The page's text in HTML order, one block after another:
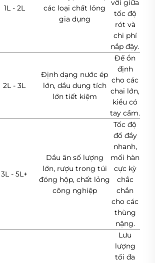
1L - 2L
các loại chất lỏng
gia dụng
vời giữa
tốc độ
rót và
chi phí
nắp đậy.
2L - 3L
Định dạng nước ép
lớn, dầu dung tích
lớn tiết kiệm
Đế ổn
định
cho các
chai lớn,
kiểu có
tay cầm.
3L - 5L+
Dầu ăn số lượng
lớn, rượu trong túi
đóng hộp, chất lỏng
công nghiệp
Tốc độ
đổ đầy
nhanh,
mối hàn
cực kỳ
chắc
chắn
cho các
thùng
nặng.
Lưu
lượng
tối đa